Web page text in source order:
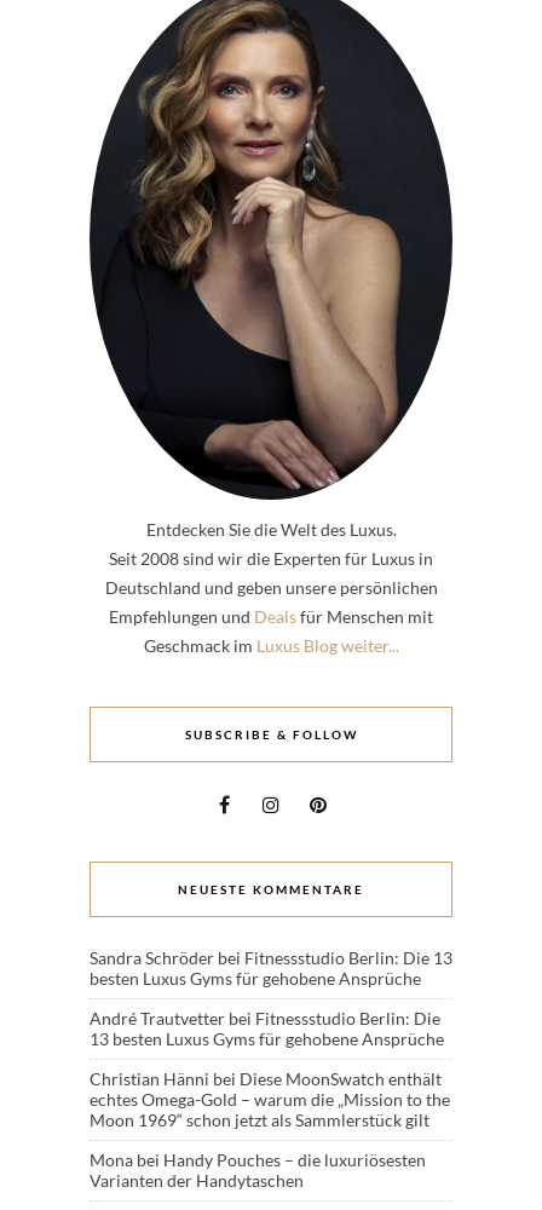
Entdecken Sie die Welt des Luxus.
Seit 2008 sind wir die Experten für Luxus in
Deutschland und geben unsere persönlichen
Empfehlungen und Dealsfür Menschen mit
Geschmack im Luxus Blog weiter...
SUBSCRIBE & FOLLOW
NEUESTE KOMMENTARE
Sandra Schröder bei Fitnessstudio Berlin: Die 13
besten Luxus Gyms für gehobene Ansprüche
André Trautvetter bei Fitnessstudio Berlin: Die
13 besten Luxus Gyms für gehobene Ansprüche
Christian Hänni bei Diese MoonSwatch enthält
echtes Omega-Gold – warum die „Mission to the
Moon 1969“ schon jetzt als Sammlerstück gilt
Mona bei Handy Pouches – die luxuriösesten
Varianten der Handytaschen